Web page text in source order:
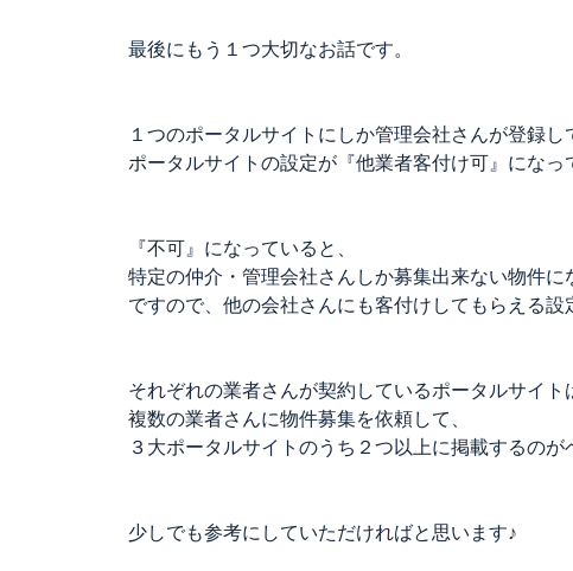
最後にもう１つ大切なお話です。
１つのポータルサイトにしか管理会社さんが登録し
ポータルサイトの設定が『他業者客付け可』になっ
『不可』になっていると、
特定の仲介・管理会社さんしか募集出来ない物件に
ですので、他の会社さんにも客付けしてもらえる設
それぞれの業者さんが契約しているポータルサイト
複数の業者さんに物件募集を依頼して、
３大ポータルサイトのうち２つ以上に掲載するのが
少しでも参考にしていただければと思います♪